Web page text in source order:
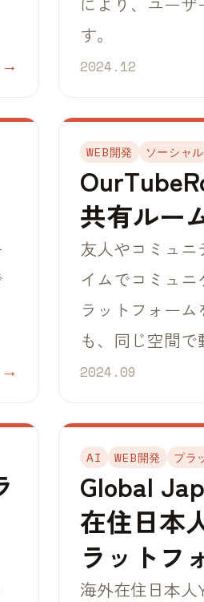
→
す。
2024.12
→
WEB開発 ソーシャル
共有ルー
友人やコミュ
イムでコミュ
ラットフォー
も、同じ空間で
2024.09
AI WEB開発 プラ
Global
在住日本
ラットフ
海外在住日本